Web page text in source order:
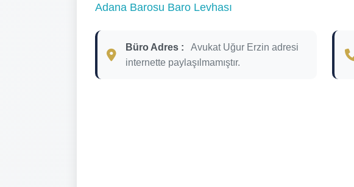
Adana Barosu Baro Levhası
Büro Adres :
Avukat Uğur Erzin adresi
internette paylaşılmamıştır.